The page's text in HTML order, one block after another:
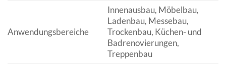
Anwendungsbereiche
Innenausbau, Möbelbau,
Ladenbau, Messebau,
Trockenbau, Küchen- und
Badrenovierungen,
Treppenbau